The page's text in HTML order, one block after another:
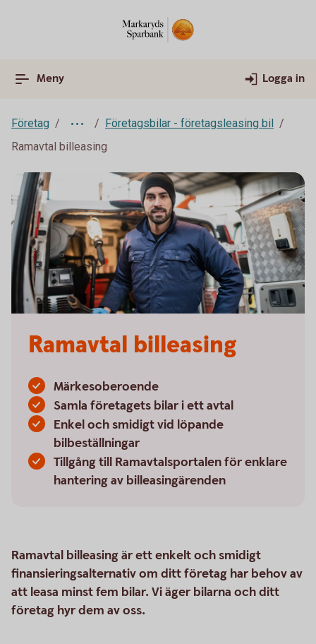
Meny Logga in
Företag
Företagsbilar - företagsleasing bil
Ramavtal billeasing
Ramavtal billeasing
Märkesoberoende
Samla företagets bilar i ett avtal
Enkel och smidigt vid löpande
bilbeställningar
Tillgång till Ramavtalsportalen för enklare
hantering av billeasingärenden
Ramavtal billeasing är ett enkelt och smidigt
finansieringsalternativ om ditt företag har behov av
att leasa minst fem bilar. Vi äger bilarna och ditt
företag hyr dem av oss.